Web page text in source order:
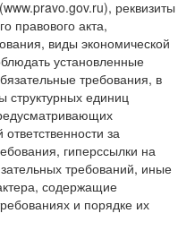
реквизиты
правового акта,
виды экономической
установленные
требования, в
структурных единиц
за
гиперссылки на
требований, иные
содержащие
и порядке их